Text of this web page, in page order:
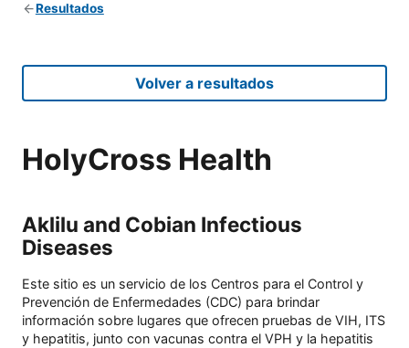
Resultados
Volver a resultados
HolyCross Health
Aklilu and Cobian Infectious
Diseases
Este sitio es un servicio de los Centros para el Control y
Prevención de Enfermedades (CDC) para brindar
información sobre lugares que ofrecen pruebas de VIH, ITS
y hepatitis, junto con vacunas contra el VPH y la hepatitis